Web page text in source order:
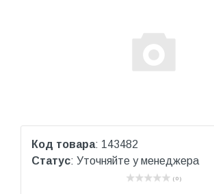
Код товара: 143482
Статус: Уточняйте у менеджера
( 0 )